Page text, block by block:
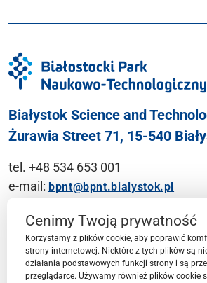
Białystok Science and
Żurawia Street 71, 15-540
tel. +48 534 653 001
e-mail: bpnt@bpnt.bialystok.pl
Contact
Cenimy Twoją prywatność
Korzystamy z plików cookie, aby poprawić
strony internetowej. Niektóre z tych plików są
działania podstawowych funkcji strony i są
przeglądarce. Używamy również plików cookie